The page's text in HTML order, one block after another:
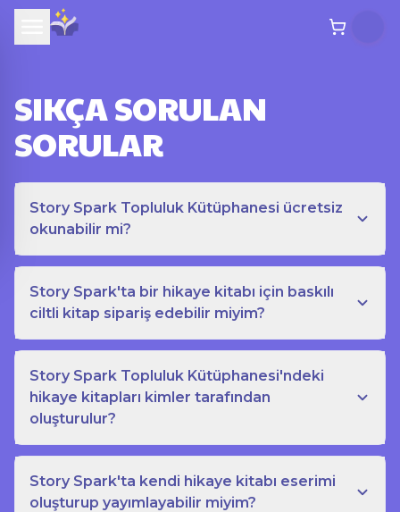
SIKÇA SORULAN
SORULAR
Story Spark Topluluk Kütüphanesi ücretsiz
okunabilir mi?
Story Spark'ta bir hikaye kitabı için baskılı
ciltli kitap sipariş edebilir miyim?
Story Spark Topluluk Kütüphanesi'ndeki
hikaye kitapları kimler tarafından
oluşturulur?
Story Spark'ta kendi hikaye kitabı eserimi
oluşturup yayımlayabilir miyim?